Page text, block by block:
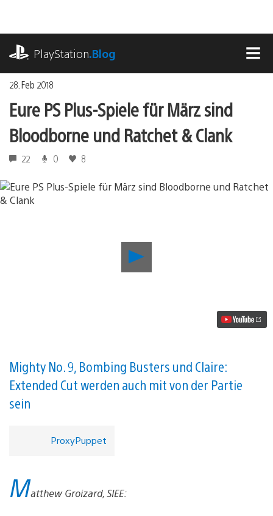
springen
PlayStation.Blog
28. Feb 2018
Eure PS Plus-Spiele für März sind
Bloodborne und Ratchet & Clank
22 0 8
Plus-
&
Clank
Video
Mighty No. 9, Bombing Busters und Claire:
Extended Cut werden auch mit von der Partie
sein
ProxyPuppet
Matthew Groizard, SIEE: